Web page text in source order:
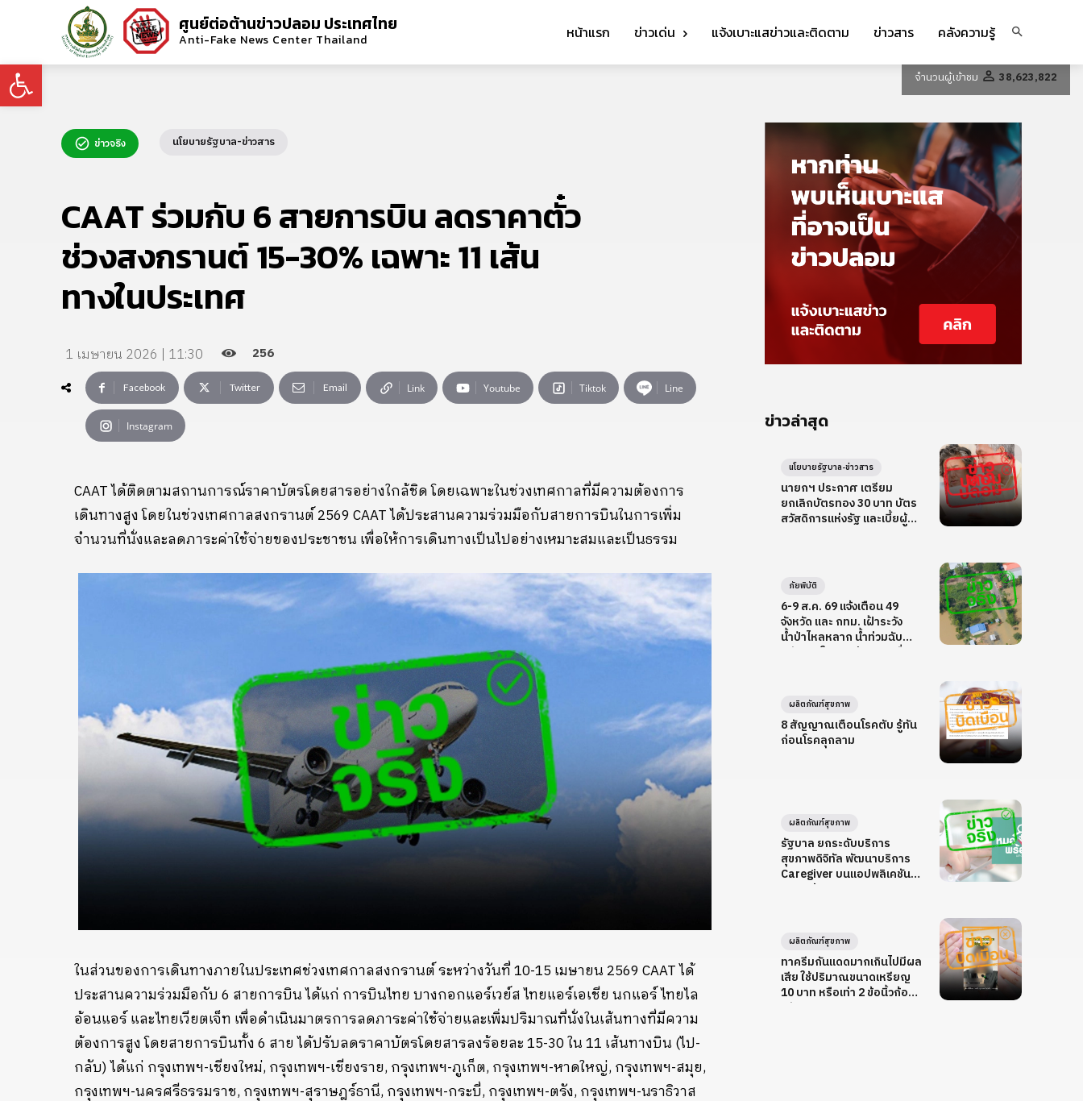
Open toolbar
ศูนย์ต่อต้านข่าวปลอม ประเทศไทย
Anti-Fake News Center Thailand หน้าแรก ข่าวเด่น แจ้งเบาะแสข่าวและติดตาม ข่าวสาร คลังความรู้
จำนวนผู้เข้าชม 38,623,822
ข่าวจริง นโยบายรัฐบาล-ข่าวสาร
CAAT ร่วมกับ 6 สายการบิน ลดราคาตั๋ว
ช่วงสงกรานต์ 15-30% เฉพาะ 11 เส้น
ทางในประเทศ
1 เมษายน 2026 | 11:30 256
Facebook Twitter Email Link Youtube Tiktok Line
Instagram
CAAT ได้ติดตามสถานการณ์ราคาบัตรโดยสารอย่างใกล้ชิด โดยเฉพาะในช่วงเทศกาลที่มีความต้องการ
เดินทางสูง โดยในช่วงเทศกาลสงกรานต์ 2569 CAAT ได้ประสานความร่วมมือกับสายการบินในการเพิ่ม
จำนวนที่นั่งและลดภาระค่าใช้จ่ายของประชาชน เพื่อให้การเดินทางเป็นไปอย่างเหมาะสมและเป็นธรรม
ในส่วนของการเดินทางภายในประเทศช่วงเทศกาลสงกรานต์ ระหว่างวันที่ 10-15 เมษายน 2569 CAAT ได้
ประสานความร่วมมือกับ 6 สายการบิน ได้แก่ การบินไทย บางกอกแอร์เวย์ส ไทยแอร์เอเชีย นกแอร์ ไทยไล
อ้อนแอร์ และไทยเวียตเจ็ท เพื่อดำเนินมาตรการลดภาระค่าใช้จ่ายและเพิ่มปริมาณที่นั่งในเส้นทางที่มีความ
ต้องการสูง โดยสายการบินทั้ง 6 สาย ได้ปรับลดราคาบัตรโดยสารลงร้อยละ 15-30 ใน 11 เส้นทางบิน (ไป-
กลับ) ได้แก่ กรุงเทพฯ-เชียงใหม่, กรุงเทพฯ-เชียงราย, กรุงเทพฯ-ภูเก็ต, กรุงเทพฯ-หาดใหญ่, กรุงเทพฯ-สมุย,
กรุงเทพฯ-นครศรีธรรมราช, กรุงเทพฯ-สุราษฎร์ธานี, กรุงเทพฯ-กระบี่, กรุงเทพฯ-ตรัง, กรุงเทพฯ-นราธิวาส
ข่าวล่าสุด
นายกฯ ประกาศ เตรียม
ยกเลิกบัตรทอง 30 บาท บัตร
สวัสดิการแห่งรัฐ และเบี้ยผู้สูง
นโยบายรัฐบาล-ข่าวสาร
6-9 ส.ค. 69 แจ้งเตือน 49
จังหวัด และ กทม. เฝ้าระวัง
น้ำป่าไหลหลาก น้ำท่วมฉับ
พลัน ดินโคลนถล่ม และคลื่น
ภัยพิบัติ
8 สัญญาณเตือนโรคตับ รู้ทัน
ก่อนโรคลุกลาม
ผลิตภัณฑ์สุขภาพ
รัฐบาล ยกระดับบริการ
สุขภาพดิจิทัล พัฒนาบริการ
Caregiver บนแอปพลิเคชัน
หมอพร้อม
ผลิตภัณฑ์สุขภาพ
ทาครีมกันแดดมากเกินไปมีผล
เสีย ใช้ปริมาณขนาดเหรียญ
10 บาท หรือเท่า 2 ข้อนิ้วก้อยก็
เพียงพอ
ผลิตภัณฑ์สุขภาพ